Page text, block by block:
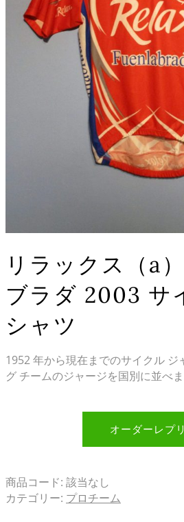
リラックス（a
ブラダ 2003 サ
シャツ
1952 年から現在までのサイクル ジ
グ チームのジャージを国別に並べま
オーダーレプ
商品コード: 該当なし
カテゴリー: プロチーム